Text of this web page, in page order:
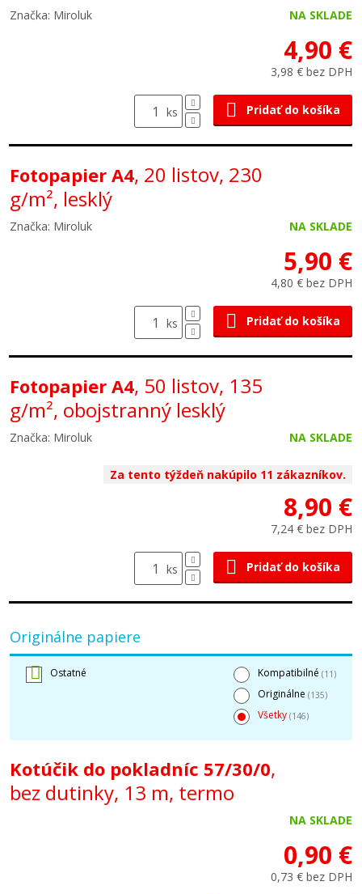
Značka: Miroluk NA SKLADE
4,90 €
3,98 € bez DPH
ks Pridať do košíka
Fotopapier A4, 20 listov, 230
g/m², lesklý
Značka: Miroluk NA SKLADE
5,90 €
4,80 € bez DPH
ks Pridať do košíka
Fotopapier A4, 50 listov, 135
g/m², obojstranný lesklý
Značka: Miroluk NA SKLADE
Za tento týždeň nakúpilo 11 zákazníkov.
8,90 €
7,24 € bez DPH
ks Pridať do košíka
Originálne papiere
Ostatné Kompatibilné (11)
Originálne (135)
Všetky (146)
Kotúčik do pokladníc 57/30/0,
bez dutinky, 13 m, termo
NA SKLADE
0,90 €
0,73 € bez DPH